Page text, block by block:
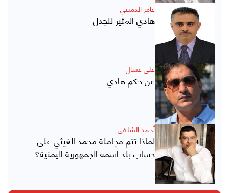
عامر الدميني
هادي المثير للجدل
علي عشال
عن حكم هادي
أحمد الشلفي
لماذا تتم مجاملة محمد الغيثي على
حساب بلد اسمه الجمهورية اليمنية؟